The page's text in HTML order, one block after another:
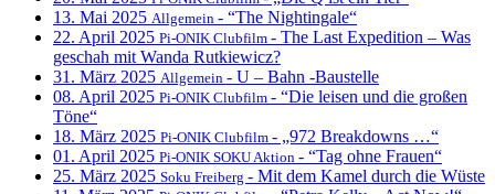
13. Mai 2025 Allgemein - “The Nightingale“
22. April 2025 Pi-ONIK Clubfilm - The Last Expedition – Was
geschah mit Wanda Rutkiewicz?
31. März 2025 Allgemein - U – Bahn -Baustelle
08. April 2025 Pi-ONIK Clubfilm - “Die leisen und die großen
Töne“
18. März 2025 Pi-ONIK Clubfilm - „972 Breakdowns …“
01. April 2025 Pi-ONIK SOKU Aktion - “Tag ohne Frauen“
25. März 2025 Soku Freiberg - Mit dem Kamel durch die Wüste